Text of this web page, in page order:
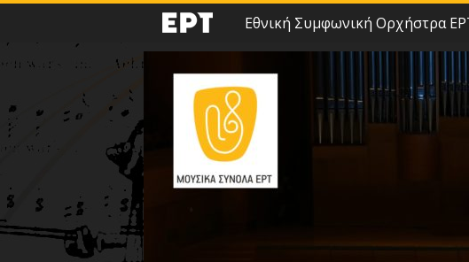
Εθνική Συμφωνική Ορχήστρα